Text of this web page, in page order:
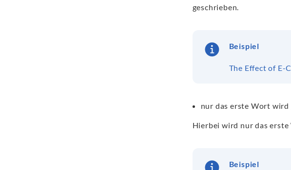
geschrieben.
Beispiel
The Effect of E-
nur das erste Wort wird
Hierbei wird nur das erste
Beispiel